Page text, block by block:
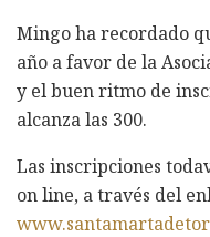
Mingo ha recordado
año a favor de la
y el buen ritmo de
alcanza las 300.
Las inscripciones
on line, a través del